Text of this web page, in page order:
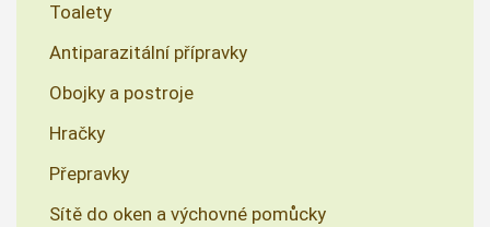
Toalety
Antiparazitální přípravky
Obojky a postroje
Hračky
Přepravky
Sítě do oken a výchovné pomůcky